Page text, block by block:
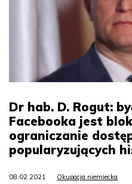
Dr hab. D. Rogut:
Facebooka jest
ograniczanie
popularyzujących
08.02.2021 Okupacja niemiecka